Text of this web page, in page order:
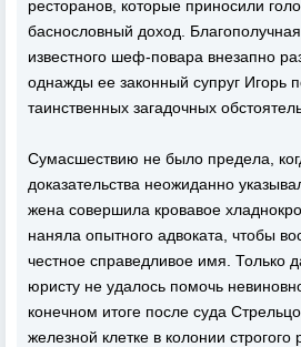
ресторанов, которые приносили
баснословный доход.
известного шеф-повара внезапно
однажды ее законный супруг Игорь
таинственных загадочных
Сумасшествию не было предела,
доказательства неожиданно
жена совершила кровавое
наняла опытного адвоката, чтобы
честное справедливое имя. Только
юристу не удалось помочь
конечном итоге после суда
железной клетке в колонии